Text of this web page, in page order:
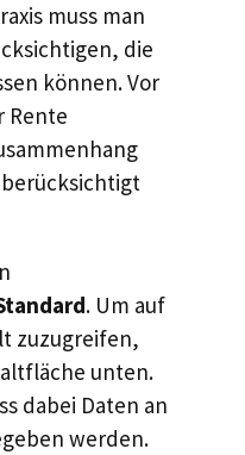
muss man
die
können. Vor
Rente
. Um auf
zuzugreifen,
unten.
dabei Daten an
werden.